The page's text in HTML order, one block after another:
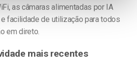
as câmaras alimentadas por IA
facilidade de utilização para todos
em direto.
mais recentes